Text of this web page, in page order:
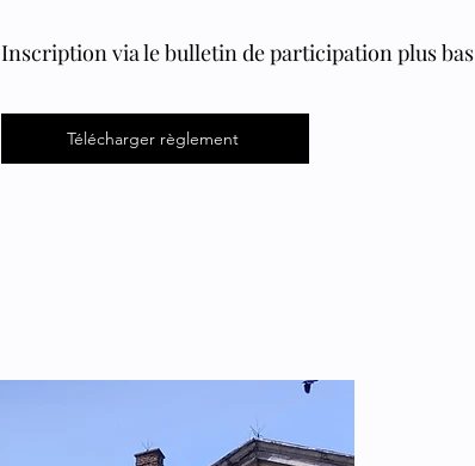
Inscription via le bulletin de participation plus bas
Télécharger règlement